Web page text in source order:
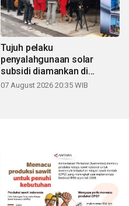
Tujuh pelaku
penyalahgunaan solar
subsidi diamankan di
Sumbar
07 August 2026 20:35 WIB